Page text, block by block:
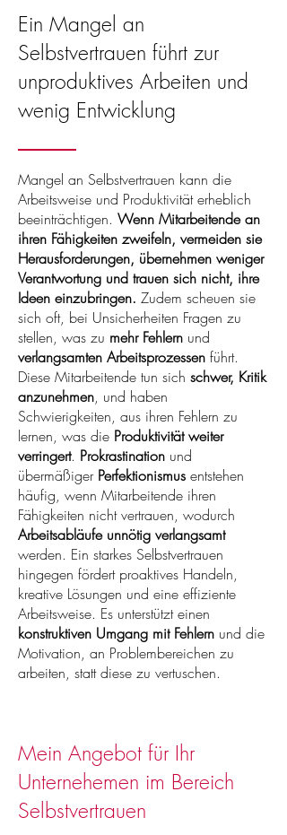
Ein Mangel an
Selbstvertrauen führt zur
unproduktives Arbeiten und
wenig Entwicklung
Mangel an Selbstvertrauen kann die
Arbeitsweise und Produktivität erheblich
beeinträchtigen. Wenn Mitarbeitende an
ihren Fähigkeiten zweifeln, vermeiden sie
Herausforderungen, übernehmen weniger
Verantwortung und trauen sich nicht, ihre
Ideen einzubringen. Zudem scheuen sie
sich oft, bei Unsicherheiten Fragen zu
stellen, was zu mehr Fehlern und
verlangsamten Arbeitsprozessen führt.
Diese Mitarbeitende tun sich schwer, Kritik
anzunehmen, und haben
Schwierigkeiten, aus ihren Fehlern zu
lernen, was die Produktivität weiter
verringert. Prokrastination und
übermäßiger Perfektionismus entstehen
häufig, wenn Mitarbeitende ihren
Fähigkeiten nicht vertrauen, wodurch
Arbeitsabläufe unnötig verlangsamt
werden. Ein starkes Selbstvertrauen
hingegen fördert proaktives Handeln,
kreative Lösungen und eine effiziente
Arbeitsweise. Es unterstützt einen
konstruktiven Umgang mit Fehlern und die
Motivation, an Problembereichen zu
arbeiten, statt diese zu vertuschen.
Mein Angebot für Ihr
Unternehemen im Bereich
Selbstvertrauen